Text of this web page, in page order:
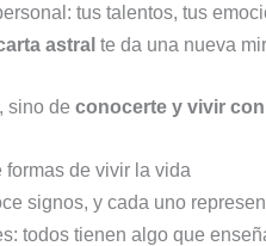
tus talentos, tus
astral te da una nueva
sino de conocerte y vivir
de vivir la vida
signos, y cada uno
todos tienen algo que